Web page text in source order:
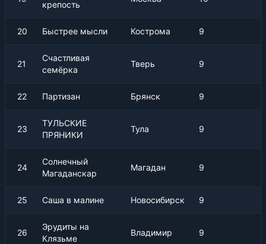
крепость
20 Быстрее мысли Кострома 9
21
Счастливая
семёрка
Тверь 9
22 Партизан Брянск 9
23
ТУЛЬСКИЕ
ПРЯНИКИ
Тула 9
24
Солнечный
Магаданскар
Магадан 9
25 Саша в малине Новосибирск 9
26
Эрудиты на
Клязьме
Владимир 9